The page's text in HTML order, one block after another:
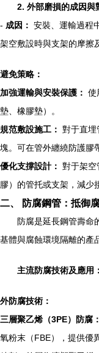
2. 外部磨損的成因與
- 成因： 安裝、運輸過程
架空敷設時與支架的摩擦
避免策略：
加強運輸與安裝保護： 使
墊、橡膠墊）。
規范敷設施工： 對于直埋
塊。可在管外纏繞防護膠
優化支撐設計： 對于架空
膠）的管托或支架，減少
二、 防腐鋼管：抵御
防腐是延長鋼管壽命
基體與腐蝕環境隔離的產
主流防腐技術及應用：
外防腐技術：
三層聚乙烯（3PE）防腐：
氧粉末（FBE），提供優